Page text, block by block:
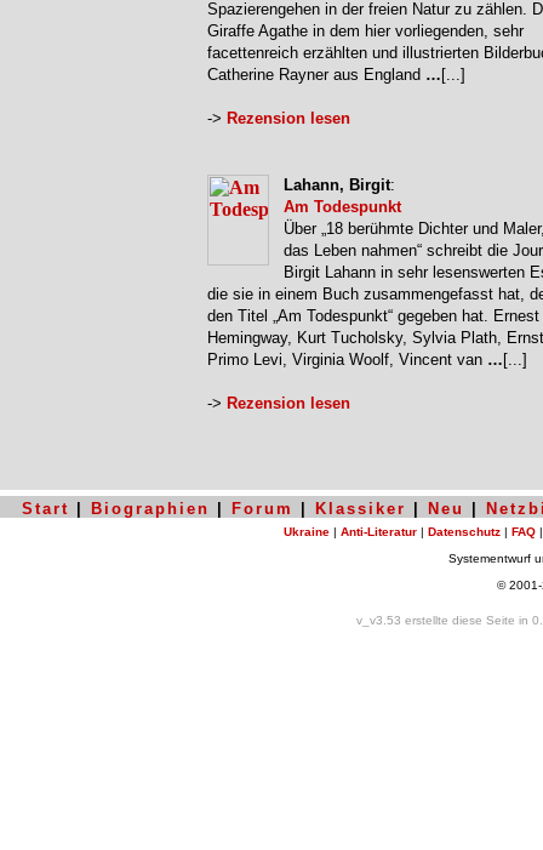
Spazierengehen in der freien Natur zu zählen.
Giraffe Agathe in dem hier vorliegenden, sehr
facettenreich erzählten und illustrierten
Catherine Rayner aus England … [...]
-> Rezension lesen
Lahann, Birgit:
Am Todespunkt
Über „18 berühmte Dichter und
das Leben nahmen“ schreibt die
Birgit Lahann in sehr lesenswerten
die sie in einem Buch zusammengefasst hat,
den Titel „Am Todespunkt“ gegeben hat. Ernest
Hemingway, Kurt Tucholsky, Sylvia Plath,
Primo Levi, Virginia Woolf, Vincent van … [...]
-> Rezension lesen
Start Biographien Forum Klassiker Neu
Ukraine | Anti-Literatur | Datenschutz | FAQ
Systementwurf
©
v_v3.53 erstellte diese Seite in